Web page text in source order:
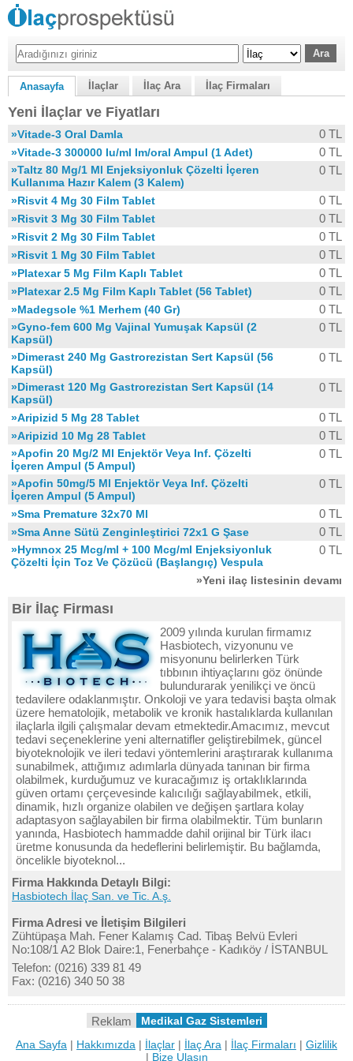
Anasayfa İlaçlar İlaç Ara İlaç Firmaları
Yeni İlaçlar ve Fiyatları
»Vitade-3 Oral Damla 0 TL
»Vitade-3 300000 Iu/ml Im/oral Ampul (1 Adet) 0 TL
»Taltz 80 Mg/1 Ml Enjeksiyonluk Çözelti İçeren
Kullanıma Hazır Kalem (3 Kalem)
0 TL
»Risvit 4 Mg 30 Film Tablet 0 TL
»Risvit 3 Mg 30 Film Tablet 0 TL
»Risvit 2 Mg 30 Film Tablet 0 TL
»Risvit 1 Mg 30 Film Tablet 0 TL
»Platexar 5 Mg Film Kaplı Tablet 0 TL
»Platexar 2.5 Mg Film Kaplı Tablet (56 Tablet) 0 TL
»Madegsole %1 Merhem (40 Gr) 0 TL
»Gyno-fem 600 Mg Vajinal Yumuşak Kapsül (2
Kapsül)
0 TL
»Dimerast 240 Mg Gastrorezistan Sert Kapsül (56
Kapsül)
0 TL
»Dimerast 120 Mg Gastrorezistan Sert Kapsül (14
Kapsül)
0 TL
»Aripizid 5 Mg 28 Tablet 0 TL
»Aripizid 10 Mg 28 Tablet 0 TL
»Apofin 20 Mg/2 Ml Enjektör Veya Inf. Çözelti
İçeren Ampul (5 Ampul)
0 TL
»Apofin 50mg/5 Ml Enjektör Veya Inf. Çözelti
İçeren Ampul (5 Ampul)
0 TL
»Sma Premature 32x70 Ml 0 TL
»Sma Anne Sütü Zenginleştirici 72x1 G Şase 0 TL
»Hymnox 25 Mcg/ml + 100 Mcg/ml Enjeksiyonluk
Çözelti İçin Toz Ve Çözücü (Başlangıç) Vespula
0 TL
»Yeni ilaç listesinin devamı
Bir İlaç Firması
2009 yılında kurulan firmamız
Hasbiotech, vizyonunu ve
misyonunu belirlerken Türk
tıbbının ihtiyaçlarını göz önünde
bulundurarak yenilikçi ve öncü
tedavilere odaklanmıştır. Onkoloji ve yara tedavisi başta olmak
üzere hematolojik, metabolik ve kronik hastalıklarda kullanılan
ilaçlarla ilgili çalışmalar devam etmektedir.Amacımız, mevcut
tedavi seçeneklerine yeni alternatifler geliştirebilmek, güncel
biyoteknolojik ve ileri tedavi yöntemlerini araştırarak kullanıma
sunabilmek, attığımız adımlarla dünyada tanınan bir firma
olabilmek, kurduğumuz ve kuracağımız iş ortaklıklarında
güven ortamı çerçevesinde kalıcılığı sağlayabilmek, etkili,
dinamik, hızlı organize olabilen ve değişen şartlara kolay
adaptasyon sağlayabilen bir firma olabilmektir. Tüm bunların
yanında, Hasbiotech hammadde dahil orijinal bir Türk ilacı
üretme konusunda da hedeflerini belirlemiştir. Bu bağlamda,
öncelikle biyoteknol...
Firma Hakkında Detaylı Bilgi:
Hasbiotech İlaç San. ve Tic. A.ş.
Firma Adresi ve İletişim Bilgileri
Zühtüpaşa Mah. Fener Kalamış Cad. Tibaş Belvü Evleri
No:108/1 A2 Blok Daire:1, Fenerbahçe - Kadıköy / İSTANBUL
Telefon: (0216) 339 81 49
Fax: (0216) 340 50 38
Reklam
Medikal Gaz Sistemleri
Ana Sayfa | Hakkımızda | İlaçlar | İlaç Ara | İlaç Firmaları | Gizlilik
| Bize Ulaşın